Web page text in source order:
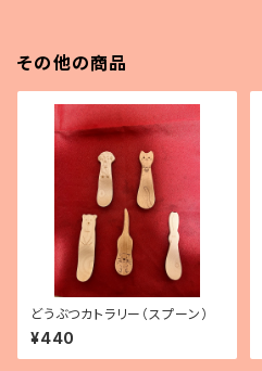
その他の商品
どうぶつカトラリー（スプーン）
¥440